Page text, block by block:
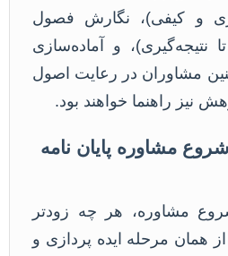
و کیفی)، نگارش فصول
نتیجه‌گیری)، و آماده‌سازی
مشاوران در رعایت اصول
نیز راهنما خواهند بود.
مشاوره پایان نامه
مشاوره، هر چه زودتر
همان مرحله ایده پردازی و